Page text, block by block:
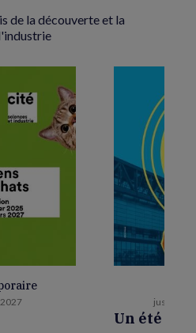
de la découverte et la
jusqu’au
Un été